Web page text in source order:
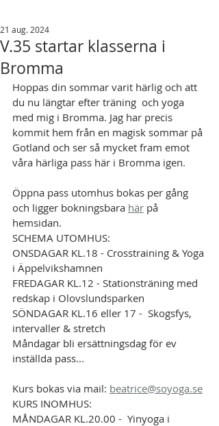
V.35 startar klasserna i
Bromma
21 aug. 2024
Hoppas din sommar varit härlig och att
du nu längtar efter träning  och yoga
med mig i Bromma. Jag har precis
kommit hem från en magisk sommar på
Gotland och ser så mycket fram emot
våra härliga pass här i Bromma igen.
Öppna pass utomhus bokas per gång
och ligger bokningsbara här på
hemsidan.
SCHEMA UTOMHUS:
ONSDAGAR KL.18 - Crosstraining & Yoga
i Äppelvikshamnen
FREDAGAR KL.12 - Stationsträning med
redskap i Olovslundsparken
SÖNDAGAR KL.16 eller 17 -  Skogsfys,
intervaller & stretch
Måndagar bli ersättningsdag för ev
inställda pass...
Kurs bokas via mail: beatrice@soyoga.se
KURS INOMHUS:
MÅNDAGAR KL.20.00 -  Yinyoga i